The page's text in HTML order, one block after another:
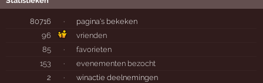
80716 ·
pagina's bekeken
96
vrienden
85
·
favorieten
153
·
evenementen bezocht
2
·
winactie deelnemingen